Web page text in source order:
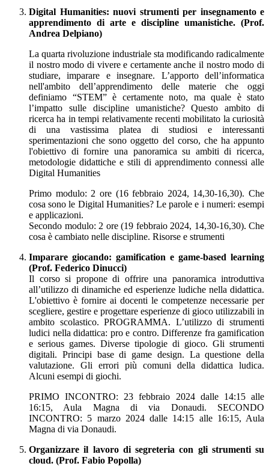
Digital Humanities: nuovi strumenti per insegnamento e
apprendimento di arte e discipline umanistiche. (Prof.
Andrea Delpiano)
La quarta rivoluzione industriale sta modificando radicalmente
il nostro modo di vivere e certamente anche il nostro modo di
studiare, imparare e insegnare. L’apporto dell’informatica
nell'ambito dell’apprendimento delle materie che oggi
definiamo “STEM” è certamente noto, ma quale è stato
l’impatto sulle discipline umanistiche? Questo ambito di
ricerca ha in tempi relativamente recenti mobilitato la curiosità
di una vastissima platea di studiosi e interessanti
sperimentazioni che sono oggetto del corso, che ha appunto
l'obiettivo di fornire una panoramica su ambiti di ricerca,
metodologie didattiche e stili di apprendimento connessi alle
Digital Humanities
Primo modulo: 2 ore (16 febbraio 2024, 14,30-16,30). Che
cosa sono le Digital Humanities? Le parole e i numeri: esempi
e applicazioni.
Secondo modulo: 2 ore (19 febbraio 2024, 14,30-16,30). Che
cosa è cambiato nelle discipline. Risorse e strumenti
Imparare giocando: gamification e game-based learning
(Prof. Federico Dinucci)
Il corso si propone di offrire una panoramica introduttiva
all’utilizzo di dinamiche ed esperienze ludiche nella didattica.
L'obiettivo è fornire ai docenti le competenze necessarie per
scegliere, gestire e progettare esperienze di gioco utilizzabili in
ambito scolastico. PROGRAMMA. L’utilizzo di strumenti
ludici nella didattica: pro e contro. Differenze fra gamification
e serious games. Diverse tipologie di gioco. Gli strumenti
digitali. Principi base di game design. La questione della
valutazione. Gli errori più comuni della didattica ludica.
Alcuni esempi di giochi.
PRIMO INCONTRO: 23 febbraio 2024 dalle 14:15 alle
16:15, Aula Magna di via Donaudi. SECONDO
INCONTRO: 5 marzo 2024 dalle 14:15 alle 16:15, Aula
Magna di via Donaudi.
Organizzare il lavoro di segreteria con gli strumenti su
cloud. (Prof. Fabio Popolla)